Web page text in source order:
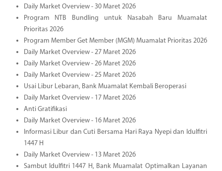
Daily Market Overview - 30 Maret 2026
Program NTB Bundling untuk Nasabah Baru Muamalat
Prioritas 2026
Program Member Get Member (MGM) Muamalat Prioritas 2026
Daily Market Overview - 27 Maret 2026
Daily Market Overview - 26 Maret 2026
Daily Market Overview - 25 Maret 2026
Usai Libur Lebaran, Bank Muamalat Kembali Beroperasi
Daily Market Overview - 17 Maret 2026
Anti Gratifikasi
Daily Market Overview - 16 Maret 2026
Informasi Libur dan Cuti Bersama Hari Raya Nyepi dan Idulfitri
1447 H
Daily Market Overview - 13 Maret 2026
Sambut Idulfitri 1447 H, Bank Muamalat Optimalkan Layanan